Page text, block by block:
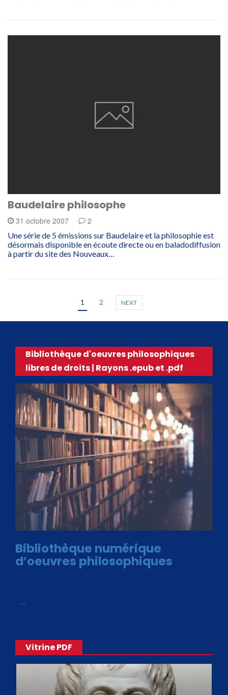
Baudelaire philosophe
31 octobre 2007 2
Une série de 5 émissions sur Baudelaire et la philosophie est
désormais disponible en écoute directe ou en baladodiffusion
à partir du site des Nouveaux…
1 2 NEXT
Bibliothèque d'oeuvres philosophiques
libres de droits | Rayons .epub et .pdf
Bibliothèque numérique
d’oeuvres philosophiques
…
Vitrine PDF